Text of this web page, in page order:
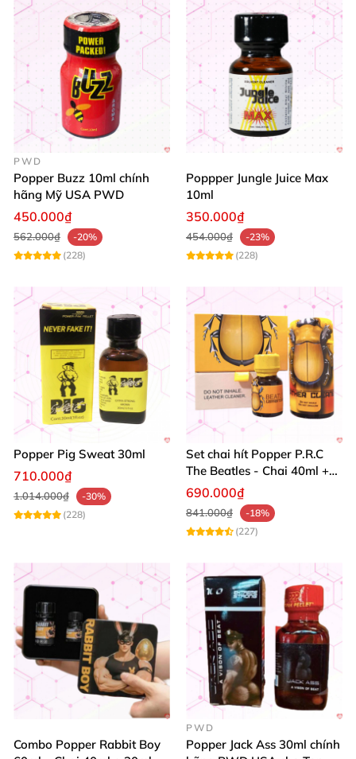
PWD
Popper Buzz 10ml chính
hãng Mỹ USA PWD
450.000₫
562.000₫
-20%
(228)
Poppper Jungle Juice Max
10ml
350.000₫
454.000₫
-23%
(228)
Popper Pig Sweat 30ml
710.000₫
1.014.000₫
-30%
(228)
Set chai hít Popper P.R.C
The Beatles - Chai 40ml +
10ml dành cho Top Bot
690.000₫
841.000₫
-18%
(227)
Combo Popper Rabbit Boy
PWD
Popper Jack Ass 30ml chính